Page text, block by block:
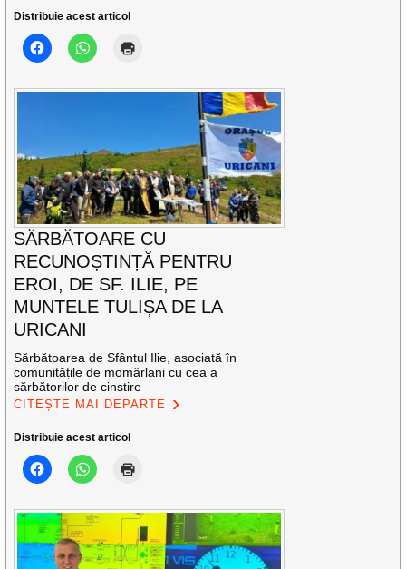
Distribuie acest articol
SĂRBĂTOARE CU
RECUNOȘTINȚĂ PENTRU
EROI, DE SF. ILIE, PE
MUNTELE TULIȘA DE LA
URICANI
Sărbătoarea de Sfântul Ilie, asociată în
comunitățile de momârlani cu cea a
sărbătorilor de cinstire
CITEȘTE MAI DEPARTE
Distribuie acest articol